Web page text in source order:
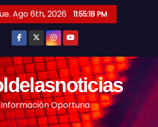
Ago 6th, 2026 11:55:20 PM
Información Oportuna